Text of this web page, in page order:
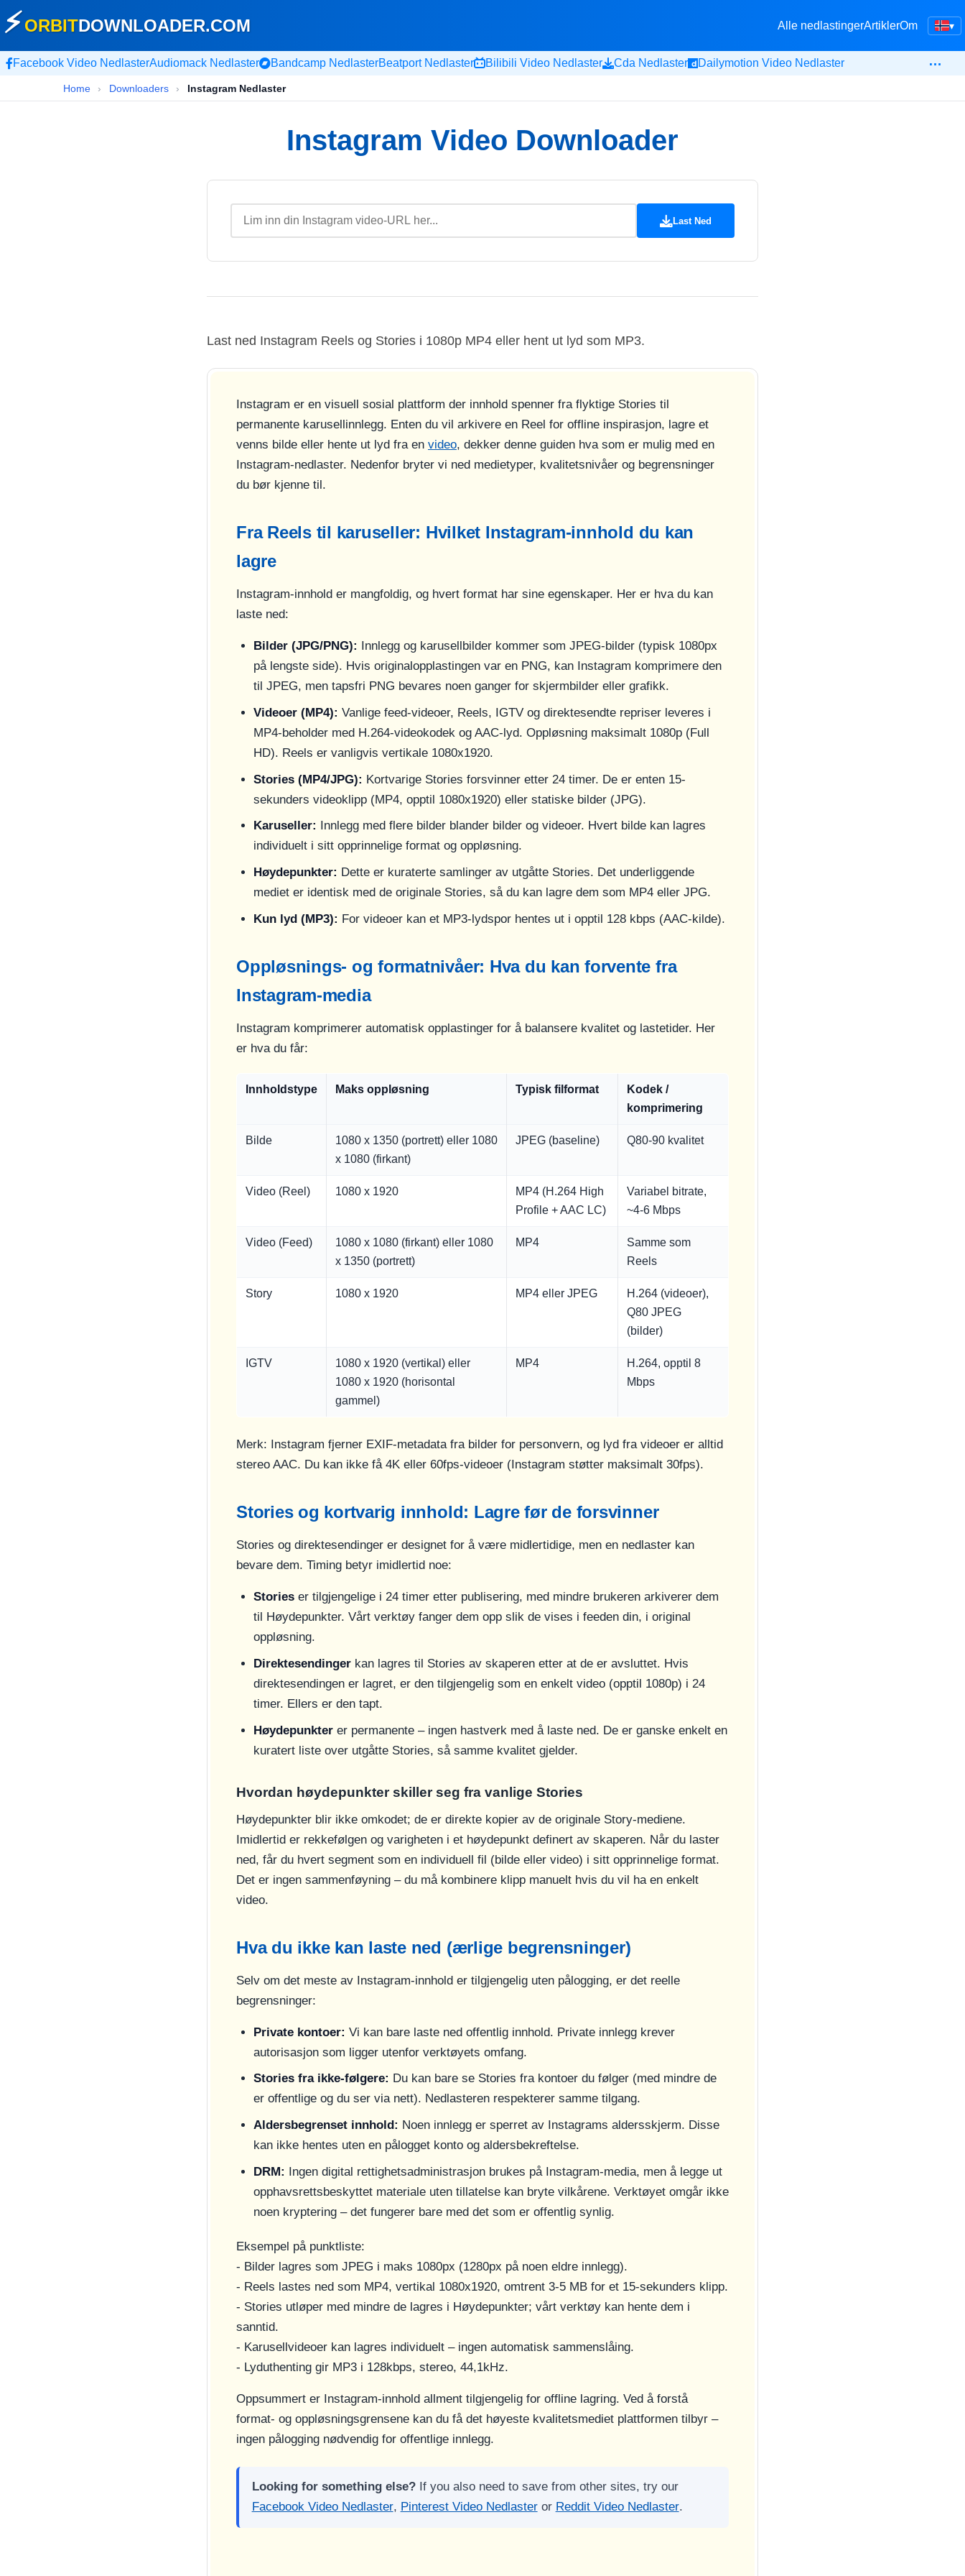
▾
⚡ORBITDOWNLOADER.COM Alle nedlastingerArtiklerOm
Facebook Video NedlasterAudiomack Nedlaster Bandcamp NedlasterBeatport Nedlaster Bilibili Video Nedlaster Cda Nedlaster Dailymotion Video Nedlaster …
Home › Downloaders › Instagram Nedlaster
Instagram Video Downloader
Last Ned
Last ned Instagram Reels og Stories i 1080p MP4 eller hent ut lyd som MP3.
Instagram er en visuell sosial plattform der innhold spenner fra flyktige Stories til
permanente karusellinnlegg. Enten du vil arkivere en Reel for offline inspirasjon, lagre et
venns bilde eller hente ut lyd fra en video, dekker denne guiden hva som er mulig med en
Instagram-nedlaster. Nedenfor bryter vi ned medietyper, kvalitetsnivåer og begrensninger
du bør kjenne til.
Fra Reels til karuseller: Hvilket Instagram-innhold du kan
lagre
Instagram-innhold er mangfoldig, og hvert format har sine egenskaper. Her er hva du kan
laste ned:
Bilder (JPG/PNG): Innlegg og karusellbilder kommer som JPEG-bilder (typisk 1080px
på lengste side). Hvis originalopplastingen var en PNG, kan Instagram komprimere den
til JPEG, men tapsfri PNG bevares noen ganger for skjermbilder eller grafikk.
Videoer (MP4): Vanlige feed-videoer, Reels, IGTV og direktesendte repriser leveres i
MP4-beholder med H.264-videokodek og AAC-lyd. Oppløsning maksimalt 1080p (Full
HD). Reels er vanligvis vertikale 1080x1920.
Stories (MP4/JPG): Kortvarige Stories forsvinner etter 24 timer. De er enten 15-
sekunders videoklipp (MP4, opptil 1080x1920) eller statiske bilder (JPG).
Karuseller:
Innlegg med flere bilder blander bilder og videoer. Hvert bilde kan lagres
individuelt i sitt opprinnelige format og oppløsning.
Høydepunkter: Dette er kuraterte samlinger av utgåtte Stories. Det underliggende
mediet er identisk med de originale Stories, så du kan lagre dem som MP4 eller JPG.
Kun lyd (MP3): For videoer kan et MP3-lydspor hentes ut i opptil 128 kbps (AAC-kilde).
Oppløsnings- og formatnivåer: Hva du kan forvente fra
Instagram-media
Instagram komprimerer automatisk opplastinger for å balansere kvalitet og lastetider. Her
er hva du får:
Innholdstype Maks oppløsning Typisk filformat
Kodek /
komprimering
Bilde
1080 x 1350 (portrett) eller 1080
x 1080 (firkant)
JPEG (baseline) Q80-90 kvalitet
Video (Reel) 1080 x 1920
MP4 (H.264 High
Profile + AAC LC)
Variabel bitrate,
~4-6 Mbps
Video (Feed)
1080 x 1080 (firkant) eller 1080
x 1350 (portrett)
MP4
Samme som
Reels
Story 1080 x 1920 MP4 eller JPEG
H.264 (videoer),
Q80 JPEG
(bilder)
IGTV
1080 x 1920 (vertikal) eller
1080 x 1920 (horisontal
gammel)
MP4
H.264, opptil 8
Mbps
Merk: Instagram fjerner EXIF-metadata fra bilder for personvern, og lyd fra videoer er alltid
stereo AAC. Du kan ikke få 4K eller 60fps-videoer (Instagram støtter maksimalt 30fps).
Stories og kortvarig innhold: Lagre før de forsvinner
Stories og direktesendinger er designet for å være midlertidige, men en nedlaster kan
bevare dem. Timing betyr imidlertid noe:
Stories er tilgjengelige i 24 timer etter publisering, med mindre brukeren arkiverer dem
til Høydepunkter. Vårt verktøy fanger dem opp slik de vises i feeden din, i original
oppløsning.
Direktesendinger kan lagres til Stories av skaperen etter at de er avsluttet. Hvis
direktesendingen er lagret, er den tilgjengelig som en enkelt video (opptil 1080p) i 24
timer. Ellers er den tapt.
Høydepunkter er permanente – ingen hastverk med å laste ned. De er ganske enkelt en
kuratert liste over utgåtte Stories, så samme kvalitet gjelder.
Hvordan høydepunkter skiller seg fra vanlige Stories
Høydepunkter blir ikke omkodet; de er direkte kopier av de originale Story-mediene.
Imidlertid er rekkefølgen og varigheten i et høydepunkt definert av skaperen. Når du laster
ned, får du hvert segment som en individuell fil (bilde eller video) i sitt opprinnelige format.
Det er ingen sammenføyning – du må kombinere klipp manuelt hvis du vil ha en enkelt
video.
Hva du ikke kan laste ned (ærlige begrensninger)
Selv om det meste av Instagram-innhold er tilgjengelig uten pålogging, er det reelle
begrensninger:
Private kontoer: Vi kan bare laste ned offentlig innhold. Private innlegg krever
autorisasjon som ligger utenfor verktøyets omfang.
Stories fra ikke-følgere: Du kan bare se Stories fra kontoer du følger (med mindre de
er offentlige og du ser via nett). Nedlasteren respekterer samme tilgang.
Aldersbegrenset innhold: Noen innlegg er sperret av Instagrams aldersskjerm. Disse
kan ikke hentes uten en pålogget konto og aldersbekreftelse.
DRM: Ingen digital rettighetsadministrasjon brukes på Instagram-media, men å legge ut
opphavsrettsbeskyttet materiale uten tillatelse kan bryte vilkårene. Verktøyet omgår ikke
noen kryptering – det fungerer bare med det som er offentlig synlig.
Eksempel på punktliste:
- Bilder lagres som JPEG i maks 1080px (1280px på noen eldre innlegg).
- Reels lastes ned som MP4, vertikal 1080x1920, omtrent 3-5 MB for et 15-sekunders klipp.
- Stories utløper med mindre de lagres i Høydepunkter; vårt verktøy kan hente dem i
sanntid.
- Karusellvideoer kan lagres individuelt – ingen automatisk sammenslåing.
- Lyduthenting gir MP3 i 128kbps, stereo, 44,1kHz.
Oppsummert er Instagram-innhold allment tilgjengelig for offline lagring. Ved å forstå
format- og oppløsningsgrensene kan du få det høyeste kvalitetsmediet plattformen tilbyr –
ingen pålogging nødvendig for offentlige innlegg.
Looking for something else?If you also need to save from other sites, try our
Facebook Video Nedlaster, Pinterest Video Nedlasteror Reddit Video Nedlaster.